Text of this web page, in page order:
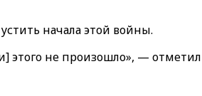
начала этой войны.
этого не произошло», —